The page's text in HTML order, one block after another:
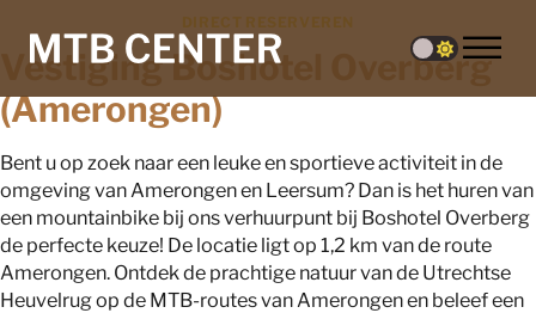
Vestiging Boshotel Overberg
(Amerongen)
Bent u op zoek naar een leuke en sportieve activiteit in de
omgeving van Amerongen en Leersum? Dan is het huren van
een mountainbike bij ons verhuurpunt bij Boshotel Overberg
de perfecte keuze! De locatie ligt op 1,2 km van de route
Amerongen. Ontdek de prachtige natuur van de Utrechtse
Heuvelrug op de MTB-routes van Amerongen en beleef een